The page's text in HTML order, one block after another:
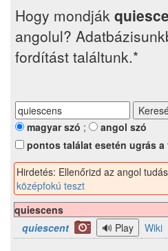
Hogy mondják
angolul?
fordítást találtunk.*
magyar szó ;
angol szó
pontos találat esetén ugrás
Hirdetés: Ellenőrizd az angol
középfokú teszt
quiescens
quiescent
Wiki